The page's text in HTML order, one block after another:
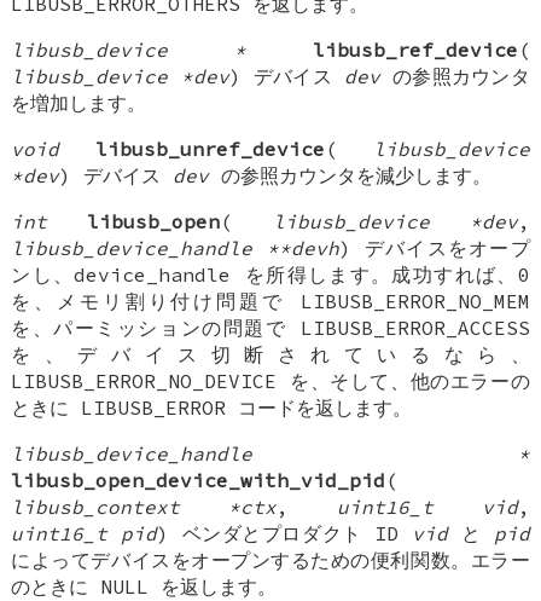
libusb_device *
libusb_ref_device (
libusb_device *dev) デバイス devの参照カウンタ
を増加します。
void
libusb_unref_device (
libusb_device
*dev) デバイス devの参照カウンタを減少します。
int
libusb_open( libusb_device *dev,
libusb_device_handle **devh) デバイスをオープ
ンし、device_handle を所得します。成功すれば、0
を、メモリ割り付け問題で LIBUSB_ERROR_NO_MEM
を、パーミッションの問題で LIBUSB_ERROR_ACCESS
を、デバイス切断されているなら、
LIBUSB_ERROR_NO_DEVICE を、そして、他のエラーの
ときに LIBUSB_ERROR コードを返します。
libusb_device_handle *
libusb_open_device_with_vid_pid (
libusb_context *ctx, uint16_t vid,
uint16_t pid) ベンダとプロダクト ID vidと pid
によってデバイスをオープンするための便利関数。エラー
のときに NULL を返します。